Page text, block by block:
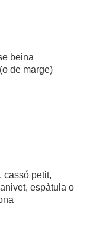
beina
de marge)
cassó petit,
espàtula o